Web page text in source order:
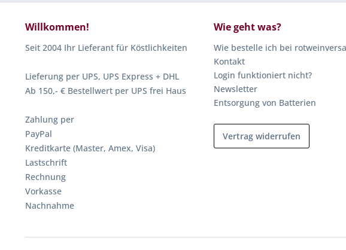
Willkommen!
Seit 2004 Ihr Lieferant für Köstlichkeiten
Lieferung per UPS, UPS Express + DHL
Ab 150,- € Bestellwert per UPS frei Haus
Zahlung per
PayPal
Kreditkarte (Master, Amex, Visa)
Lastschrift
Rechnung
Vorkasse
Nachnahme
Wie geht was?
Wie bestelle ich bei
Kontakt
Login funktioniert nicht?
Newsletter
Entsorgung von Batterien
Vertrag widerrufen